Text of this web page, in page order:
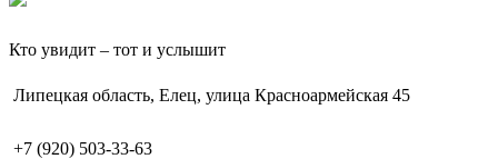
Кто увидит – тот и услышит
Липецкая область, Елец, улица Красноармейская 45
+7 (920) 503-33-63